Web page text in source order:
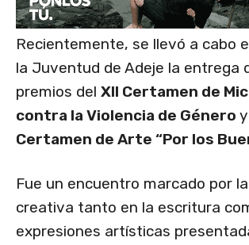
Recientemente, se llevó a cabo
la Juventud de Adeje la entrega
premios del XII Certamen de
contra la Violencia de Género
Certamen de Arte “Por los
Fue un encuentro marcado por
creativa tanto en la escritura
expresiones artísticas